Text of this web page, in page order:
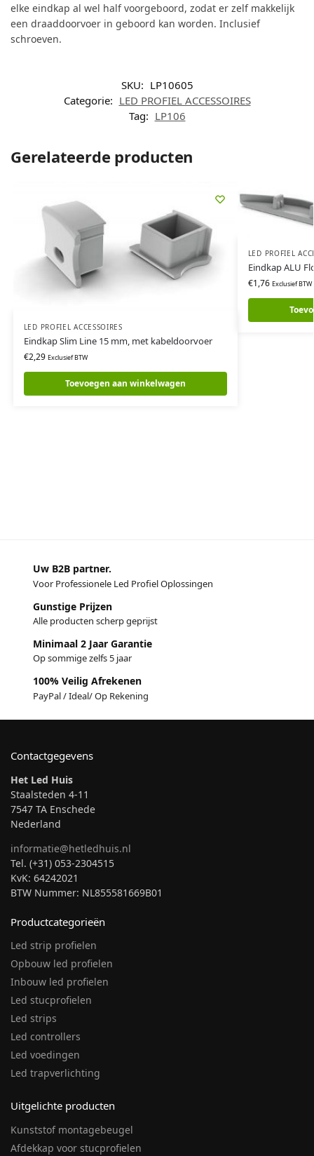
elke eindkap al wel half voorgeboord, zodat er zelf makkelijk
een draaddoorvoer in geboord kan worden. Inclusief
schroeven.
SKU: LP10605
Categorie: LED PROFIEL ACCESSOIRES
Tag: LP106
Gerelateerde producten
LED PROFIEL ACCESSOIRES
Eindkap Slim Line 15 mm, met kabeldoorvoer
€2,29 Exclusief BTW
Toevoegen aan winkelwagen
LED PROFIEL
Eindkap ALU
€1,76 Exclusief BTW
Uw B2B partner.
Voor Professionele Led Profiel Oplossingen
Gunstige Prijzen
Alle producten scherp geprijst
Minimaal 2 Jaar Garantie
Op sommige zelfs 5 jaar
100% Veilig Afrekenen
PayPal / Ideal/ Op Rekening
Contactgegevens
Het Led Huis
Staalsteden 4-11
7547 TA Enschede
Nederland
informatie@hetledhuis.nl
Tel. (+31) 053-2304515
KvK: 64242021
BTW Nummer: NL855581669B01
Productcategorieën
Led strip profielen
Opbouw led profielen
Inbouw led profielen
Led stucprofielen
Led strips
Led controllers
Led voedingen
Led trapverlichting
Uitgelichte producten
Kunststof montagebeugel
Afdekkap voor stucprofielen